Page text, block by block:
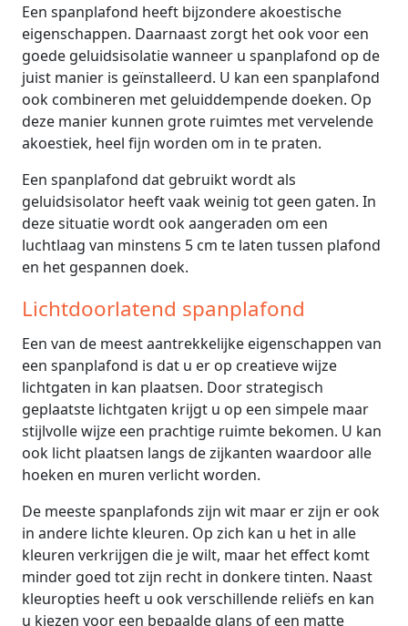
Een spanplafond heeft bijzondere akoestische
eigenschappen. Daarnaast zorgt het ook voor een
goede geluidsisolatie wanneer u spanplafond op de
juist manier is geïnstalleerd. U kan een spanplafond
ook combineren met geluiddempende doeken. Op
deze manier kunnen grote ruimtes met vervelende
akoestiek, heel fijn worden om in te praten.
Een spanplafond dat gebruikt wordt als
geluidsisolator heeft vaak weinig tot geen gaten. In
deze situatie wordt ook aangeraden om een
luchtlaag van minstens 5 cm te laten tussen plafond
en het gespannen doek.
Lichtdoorlatend spanplafond
Een van de meest aantrekkelijke eigenschappen van
een spanplafond is dat u er op creatieve wijze
lichtgaten in kan plaatsen. Door strategisch
geplaatste lichtgaten krijgt u op een simpele maar
stijlvolle wijze een prachtige ruimte bekomen. U kan
ook licht plaatsen langs de zijkanten waardoor alle
hoeken en muren verlicht worden.
De meeste spanplafonds zijn wit maar er zijn er ook
in andere lichte kleuren. Op zich kan u het in alle
kleuren verkrijgen die je wilt, maar het effect komt
minder goed tot zijn recht in donkere tinten. Naast
kleuropties heeft u ook verschillende reliëfs en kan
u kiezen voor een bepaalde glans of een matte